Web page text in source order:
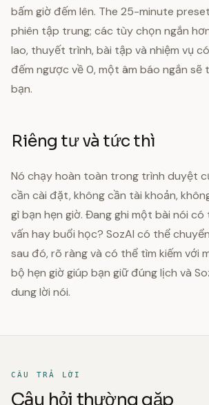
bấm giờ đếm lên. The 25-minute
phiên tập trung; các tùy chọn ngắn
lao, thuyết trình, bài tập và nhiệm vụ
đếm ngược về 0, một âm báo ngắn sẽ
bạn.
Riêng tư và tức thì
Nó chạy hoàn toàn trong trình duyệt
cần cài đặt, không cần tài khoản,
gì bạn hẹn giờ. Đang ghi một bài nói có
vấn hay buổi học? SozAI có thể
sau đó, rõ ràng và có thể tìm kiếm với
bộ hẹn giờ giúp bạn giữ đúng lịch và
dung lời nói.
CÂU TRẢ LỜI
Câu hỏi thường gặp